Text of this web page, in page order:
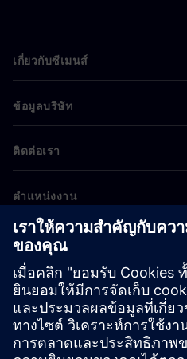
เกี่ยวกับซีเมนส์
ข้อมูลบริษัท
ติดต่อเรา
ตำแหน่งงาน
© Siemens 2026
ข้อมูลองค์กร
ประกาศความเป็นส่วนตัว